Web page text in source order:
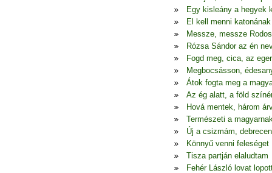
Egy kisleány a hegyek
El kell menni katonának
Messze, messze
Rózsa Sándor az én
Fogd meg, cica, az
Megbocsásson,
Átok fogta meg a
Az ég alatt, a föld
Hová mentek, három
Természeti a
Új a csizmám,
Könnyű venni feleséget
Tisza partján elaludtam
Fehér László lovat